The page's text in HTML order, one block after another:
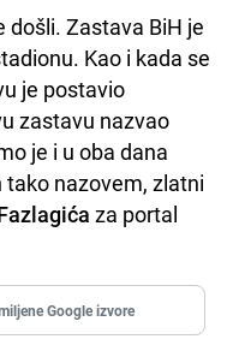
došli. Zastava BiH je
Kao i kada se
je postavio
zastavu nazvao
je i u oba dana
nazovem, zlatni
za portal
Google izvore